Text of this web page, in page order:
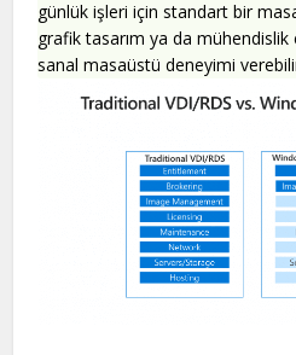
günlük işleri için standart bir
grafik tasarım ya da mühendislik
sanal masaüstü deneyimi